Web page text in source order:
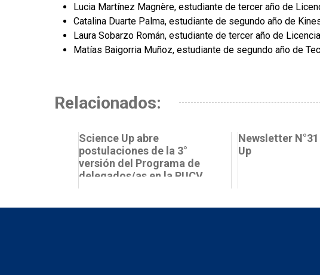
Lucia Martínez Magnère, estudiante de tercer año de
Catalina Duarte Palma, estudiante de segundo año de
Laura Sobarzo Román, estudiante de tercer año de
Matías Baigorria Muñoz, estudiante de segundo año de
Relacionados:
Science Up abre
postulaciones de la 3°
versión del Programa de
delegados/as en la PUCV
Newsletter
Up